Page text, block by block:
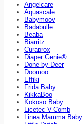
Angelcare
Aquascale
Babymoov
Badabulle
Beaba
Biarritz
Curaprox
Diaper Genie®
Done by Deer
Doomoo
Effiki
Frida Baby
KikkaBoo
Kokoso Baby
Licetec V-Comb
Linea Mamma Baby